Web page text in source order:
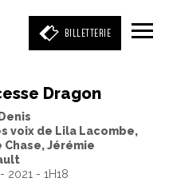
BILLETTERIE
Dragon
voix de Lila Lacombe,
Chase, Jérémie
2021 - 1H18